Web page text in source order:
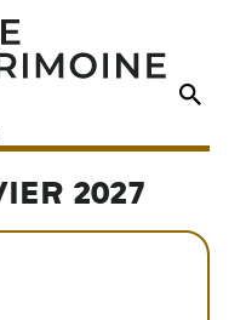
2027